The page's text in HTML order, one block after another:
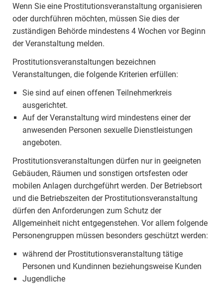
Wenn Sie eine Prostitutionsveranstaltung organisieren
oder durchführen möchten, müssen Sie dies der
zuständigen Behörde mindestens 4 Wochen vor Beginn
der Veranstaltung melden.
Prostitutionsveranstaltungen bezeichnen
Veranstaltungen, die folgende Kriterien erfüllen:
Sie sind auf einen offenen Teilnehmerkreis
ausgerichtet.
Auf der Veranstaltung wird mindestens einer der
anwesenden Personen sexuelle Dienstleistungen
angeboten.
Prostitutionsveranstaltungen dürfen nur in geeigneten
Gebäuden, Räumen und sonstigen ortsfesten oder
mobilen Anlagen durchgeführt werden. Der Betriebsort
und die Betriebszeiten der Prostitutionsveranstaltung
dürfen den Anforderungen zum Schutz der
Allgemeinheit nicht entgegenstehen. Vor allem folgende
Personengruppen müssen besonders geschützt werden:
während der Prostitutionsveranstaltung tätige
Personen und Kundinnen beziehungsweise Kunden
Jugendliche